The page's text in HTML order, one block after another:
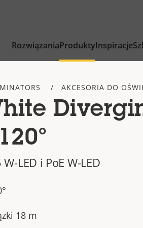
RozwiązaniaProduktyInspiracje
AKCESORIA DO
LED i PoE W-LED
18 m